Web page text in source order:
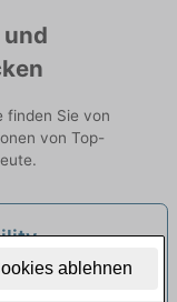
ablehnen
finden Sie von
von Top-
und